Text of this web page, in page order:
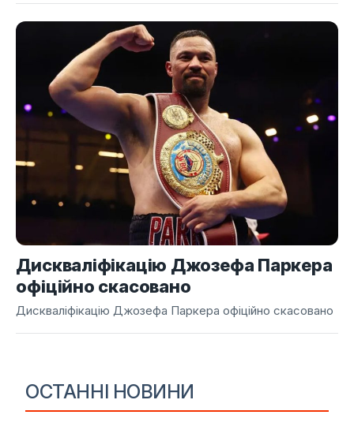
ОСТАННІ НОВИНИ
Дискваліфікацію Джозефа Паркера
офіційно скасовано
Дискваліфікацію Джозефа Паркера офіційно скасовано